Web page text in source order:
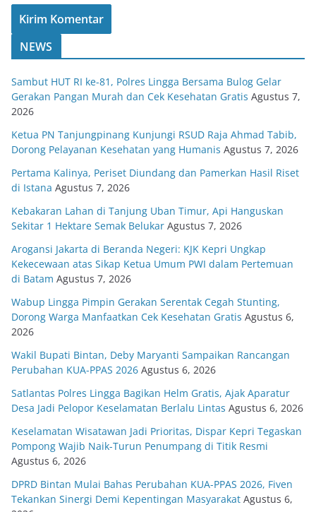
NEWS
Sambut HUT RI ke-81, Polres Lingga Bersama Bulog Gelar
Gerakan Pangan Murah dan Cek Kesehatan Gratis Agustus 7,
2026
Ketua PN Tanjungpinang Kunjungi RSUD Raja Ahmad Tabib,
Dorong Pelayanan Kesehatan yang Humanis Agustus 7, 2026
Pertama Kalinya, Periset Diundang dan Pamerkan Hasil Riset
di Istana Agustus 7, 2026
Kebakaran Lahan di Tanjung Uban Timur, Api Hanguskan
Sekitar 1 Hektare Semak Belukar Agustus 7, 2026
Arogansi Jakarta di Beranda Negeri: KJK Kepri Ungkap
Kekecewaan atas Sikap Ketua Umum PWI dalam Pertemuan
di Batam Agustus 7, 2026
Wabup Lingga Pimpin Gerakan Serentak Cegah Stunting,
Dorong Warga Manfaatkan Cek Kesehatan Gratis Agustus 6,
2026
Wakil Bupati Bintan, Deby Maryanti Sampaikan Rancangan
Perubahan KUA-PPAS 2026 Agustus 6, 2026
Satlantas Polres Lingga Bagikan Helm Gratis, Ajak Aparatur
Desa Jadi Pelopor Keselamatan Berlalu Lintas Agustus 6, 2026
Keselamatan Wisatawan Jadi Prioritas, Dispar Kepri Tegaskan
Pompong Wajib Naik-Turun Penumpang di Titik Resmi
Agustus 6, 2026
DPRD Bintan Mulai Bahas Perubahan KUA-PPAS 2026, Fiven
Tekankan Sinergi Demi Kepentingan Masyarakat Agustus 6,